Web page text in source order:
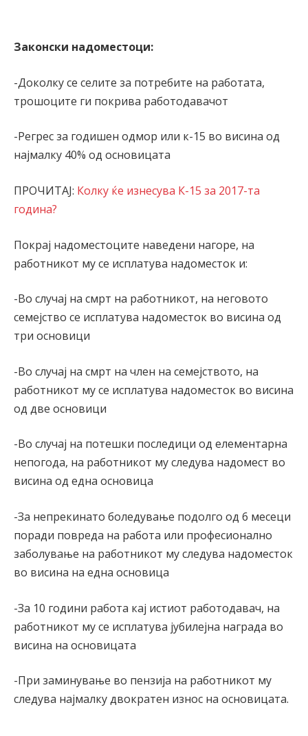
Законски надоместоци:
-Доколку се селите за потребите на работата,
трошоците ги покрива работодавачот
-Регрес за годишен одмор или к-15 во висина од
најмалку 40% од основицата
ПРОЧИТАЈ: Колку ќе изнесува К-15 за 2017-та
година?
Покрај надоместоците наведени нагоре, на
работникот му се исплатува надоместок и:
-Во случај на смрт на работникот, на неговото
семејство се исплатува надоместок во висина од
три основици
-Во случај на смрт на член на семејството, на
работникот му се исплатува надоместок во висина
од две основици
-Во случај на потешки последици од елементарна
непогода, на работникот му следува надомест во
висина од една основица
-За непрекинато боледување подолго од 6 месеци
поради повреда на работа или професионално
заболување на работникот му следува надоместок
во висина на една основица
-За 10 години работа кај истиот работодавач, на
работникот му се исплатува јубилејна награда во
висина на основицата
-При заминување во пензија на работникот му
следува најмалку двократен износ на основицата.